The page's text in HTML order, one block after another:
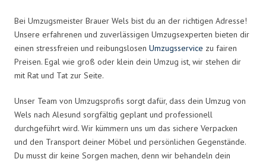
Bei Umzugsmeister Brauer Wels bist du an der richtigen Adresse!
Unsere erfahrenen und zuverlässigen Umzugsexperten bieten dir
einen stressfreien und reibungslosen Umzugsservice zu fairen
Preisen. Egal wie groß oder klein dein Umzug ist, wir stehen dir
mit Rat und Tat zur Seite.
Unser Team von Umzugsprofis sorgt dafür, dass dein Umzug von
Wels nach Alesund sorgfältig geplant und professionell
durchgeführt wird. Wir kümmern uns um das sichere Verpacken
und den Transport deiner Möbel und persönlichen Gegenstände.
Du musst dir keine Sorgen machen, denn wir behandeln dein